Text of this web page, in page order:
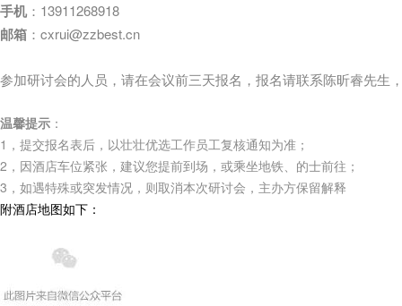
手机 ： 13911268918
邮箱 ：cxrui@zzbest.cn
参加研讨会的人员，请在会议前三天报名，报名请联系陈昕睿先生
温馨提示 ：
1，提交报名表后，以壮壮优选工作员工复核通知为准；
2，因酒店车位紧张，建议您提前到场，或乘坐地铁、的士前往；
3，如遇特殊或突发情况，则取消本次研讨会，主办方保留解释
附酒店地图如下：